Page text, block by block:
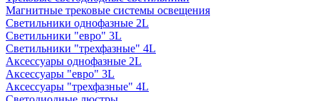
Магнитные трековые системы освещения
Светильники однофазные 2L
Светильники "евро" 3L
Светильники "трехфазные" 4L
Аксессуары однофазные 2L
Аксессуары "евро" 3L
Аксессуары "трехфазные" 4L